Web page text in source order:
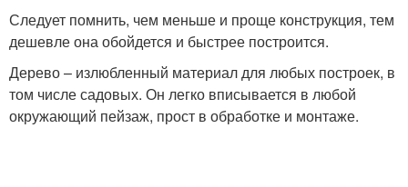
Следует помнить, чем меньше и проще конструкция, тем
дешевле она обойдется и быстрее построится.
Дерево – излюбленный материал для любых построек, в
том числе садовых. Он легко вписывается в любой
окружающий пейзаж, прост в обработке и монтаже.